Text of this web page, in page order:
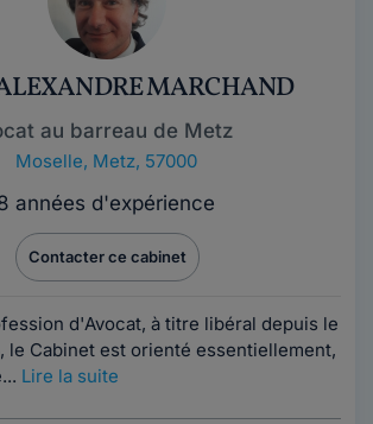
MARCHAND
au barreau de Metz
Moselle, Metz, 57000
années d'expérience
Contacter ce cabinet
d'Avocat, à titre libéral depuis le
le Cabinet est orienté essentiellement,
Lire la suite